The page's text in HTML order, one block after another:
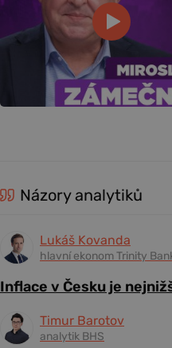
Názory analytiků
Lukáš Kovanda
hlavní ekonom Trinity
Inflace v Česku je
Timur Barotov
analytik BHS